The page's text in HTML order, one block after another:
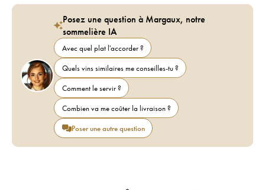
Posez une question à Margaux, notre
sommelière IA
Avec quel plat l'accorder ?
Quels vins similaires me conseilles-tu ?
Comment le servir ?
Combien va me coûter la livraison ?
Poser une autre question